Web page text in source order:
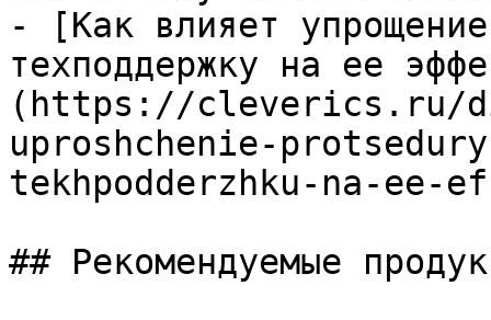
- [Как влияет
техподдержку на ее
(https://cleverics.ru/
uproshchenie-
tekhpodderzhku-na-
## Рекомендуемые